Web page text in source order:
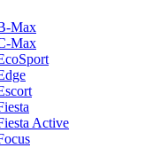
Max
Max
Active